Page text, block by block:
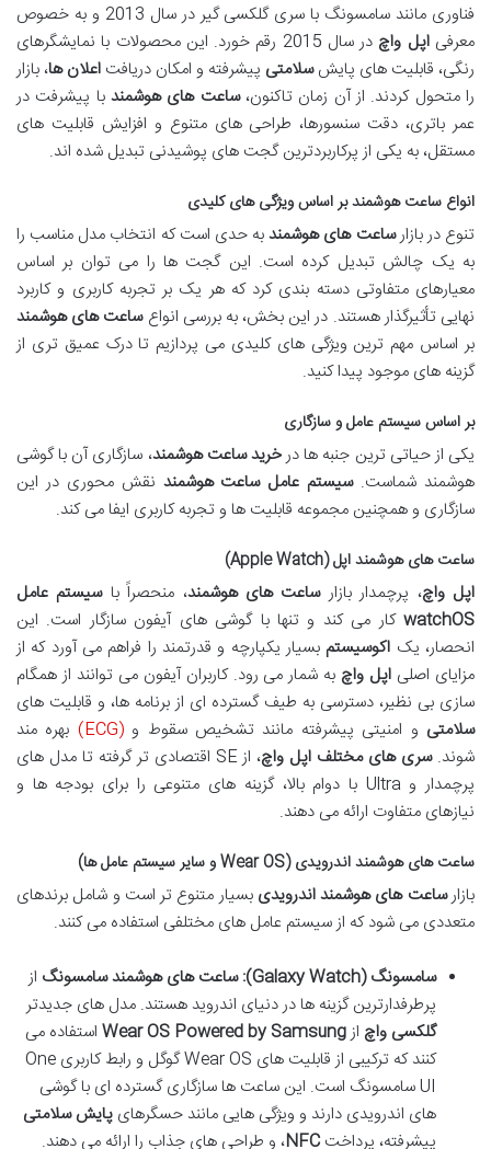
فناوری مانند سامسونگ با سری گلکسی گیر در سال 2013 و به خصوص
معرفیاپل واچ
در سال 2015 رقم خورد. این محصولات با نمایشگرهای
رنگی، قابلیت های پایشسلامتی پیشرفته و امکان دریافت اعلان ها، بازار
را متحول کردند. از آن زمان تاکنون،ساعت های هوشمند با پیشرفت در
عمر باتری، دقت سنسورها، طراحی های متنوع و افزایش قابلیت های
مستقل، به یکی از پرکاربردترین گجت های پوشیدنی تبدیل شده اند.
انواع ساعت هوشمند بر اساس ویژگی های کلیدی
تنوع در بازارساعت های هوشمندبه حدی است که انتخاب مدل مناسب را
به یک چالش تبدیل کرده است. این گجت ها را می توان بر اساس
معیارهای متفاوتی دسته بندی کرد که هر یک بر تجربه کاربری و کاربرد
نهایی تأثیرگذار هستند. در این بخش، به بررسی انواعساعت های هوشمند
بر اساس مهم ترین ویژگی های کلیدی می پردازیم تا درک عمیق تری از
گزینه های موجود پیدا کنید.
بر اساس سیستم عامل و سازگاری
یکی از حیاتی ترین جنبه ها درخرید ساعت هوشمند، سازگاری آن با گوشی
هوشمند شماست.سیستم عامل ساعت هوشمند نقش محوری در این
سازگاری و همچنین مجموعه قابلیت ها و تجربه کاربری ایفا می کند.
ساعت های هوشمند اپل (Apple Watch)
اپل واچ، پرچمدار بازارساعت های هوشمند، منحصراً باسیستم عامل
watchOS کار می کند و تنها با گوشی های آیفون سازگار است. این
انحصار، یک اکوسیستم بسیار یکپارچه و قدرتمند را فراهم می آورد که از
مزایای اصلی اپل واچ به شمار می رود. کاربران آیفون می توانند از همگام
سازی بی نظیر، دسترسی به طیف گسترده ای از برنامه ها، و قابلیت های
سلامتی و امنیتی پیشرفته مانند تشخیص سقوط و(ECG)
بهره مند
شوند.سری های مختلف اپل واچ
، از SE اقتصادی تر گرفته تا مدل های
پرچمدار و Ultra با دوام بالا، گزینه های متنوعی را برای بودجه ها و
نیازهای متفاوت ارائه می دهند.
ساعت های هوشمند اندرویدی (Wear OS و سایر سیستم عامل ها)
بازارساعت های هوشمند اندرویدی بسیار متنوع تر است و شامل برندهای
متعددی می شود که از سیستم عامل های مختلفی استفاده می کنند.
سامسونگ (Galaxy Watch):
ساعت های هوشمند سامسونگ از
پرطرفدارترین گزینه ها در دنیای اندروید هستند. مدل های جدیدتر
گلکسی واچ ازWear OS Powered by Samsung استفاده می
کنند که ترکیبی از قابلیت های Wear OS گوگل و رابط کاربری One
UI سامسونگ است. این ساعت ها سازگاری گسترده ای با گوشی
های اندرویدی دارند و ویژگی هایی مانند حسگرهای پایش سلامتی
پیشرفته، پرداختNFC، و طراحی های جذاب را ارائه می دهند.